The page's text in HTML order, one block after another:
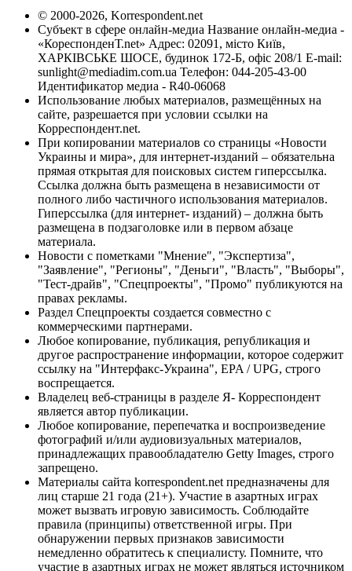
© 2000-2026, Korrespondent.net
Субъект в сфере онлайн-медиа Название онлайн-медиа -
«КореспонденТ.net» Адрес: 02091, місто Київ,
ХАРКІВСЬКЕ ШОСЕ, будинок 172-Б, офіс 208/1 E-mail:
sunlight@mediadim.com.ua Телефон: 044-205-43-00
Идентификатор медиа - R40-06068
Использование любых материалов, размещённых на
сайте, разрешается при условии ссылки на
Корреспондент.net.
При копировании материалов со страницы «Новости
Украины и мира», для интернет-изданий – обязательна
прямая открытая для поисковых систем гиперссылка.
Ссылка должна быть размещена в независимости от
полного либо частичного использования материалов.
Гиперссылка (для интернет- изданий) – должна быть
размещена в подзаголовке или в первом абзаце
материала.
Новости с пометками "Мнение", "Экспертиза",
"Заявление", "Регионы", "Деньги", "Власть", "Выборы",
"Тест-драйв", "Спецпроекты", "Промо" публикуются на
правах рекламы.
Раздел Спецпроекты создается совместно с
коммерческими партнерами.
Любое копирование, публикация, републикация и
другое распространение информации, которое содержит
ссылку на "Интерфакс-Украина", EPA / UPG, строго
воспрещается.
Владелец веб-страницы в разделе Я- Корреспондент
является автор публикации.
Любое копирование, перепечатка и воспроизведение
фотографий и/или аудиовизуальных материалов,
принадлежащих правообладателю Getty Images, строго
запрещено.
Материалы сайта korrespondent.net предназначены для
лиц старше 21 года (21+). Участие в азартных играх
может вызвать игровую зависимость. Соблюдайте
правила (принципы) ответственной игры. При
обнаружении первых признаков зависимости
немедленно обратитесь к специалисту. Помните, что
участие в азартных играх не может являться источником